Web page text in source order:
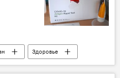
Здоровье
Статистика